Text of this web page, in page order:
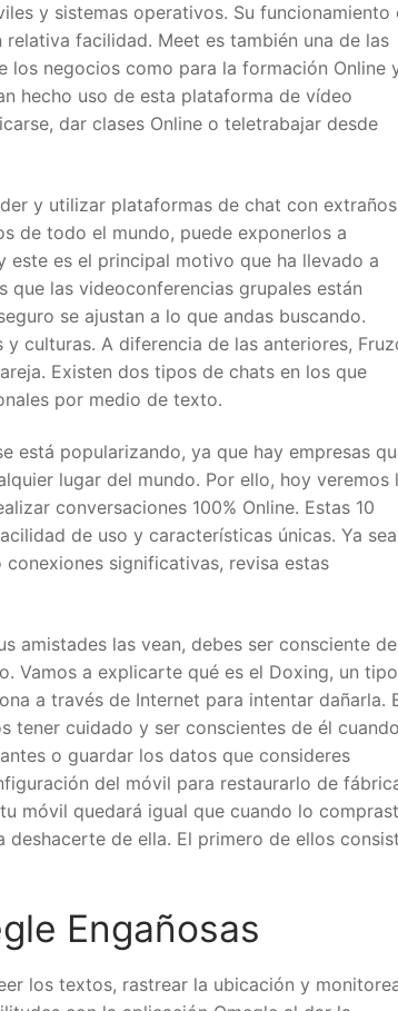
y sistemas operativos. Su funcionamiento
facilidad. Meet es también una de las
los negocios como para la formación Online
hecho uso de esta plataforma de vídeo
dar clases Online o teletrabajar desde
y utilizar plataformas de chat con
de todo el mundo, puede exponerlos a
es el principal motivo que ha llevado a
que las videoconferencias grupales están
se ajustan a lo que andas buscando.
culturas. A diferencia de las anteriores,
Existen dos tipos de chats en los que
por medio de texto.
está popularizando, ya que hay empresas
lugar del mundo. Por ello, hoy veremos
conversaciones 100% Online. Estas 10
de uso y características únicas. Ya sea
significativas, revisa estas
amistades las vean, debes ser consciente de
Vamos a explicarte qué es el Doxing, un tipo
a través de Internet para intentar dañarla.
tener cuidado y ser conscientes de él cuando
o guardar los datos que consideres
del móvil para restaurarlo de
móvil quedará igual que cuando lo
deshacerte de ella. El primero de ellos
Engañosas
los textos, rastrear la ubicación y